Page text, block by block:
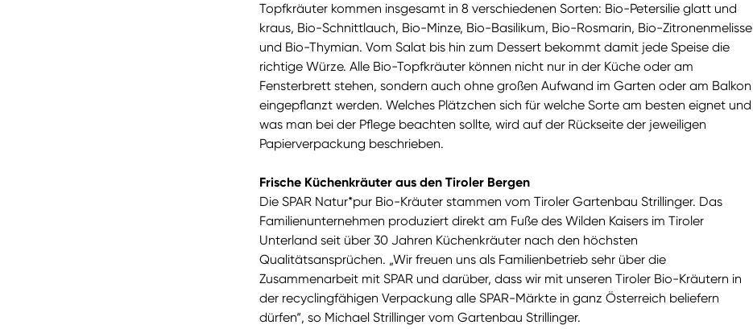
Topfkräuter kommen insgesamt in 8 verschiedenen Sorten: Bio-Petersilie glatt und
kraus, Bio-Schnittlauch, Bio-Minze, Bio-Basilikum, Bio-Rosmarin, Bio-Zitronenmelisse
und Bio-Thymian. Vom Salat bis hin zum Dessert bekommt damit jede Speise die
richtige Würze. Alle Bio-Topfkräuter können nicht nur in der Küche oder am
Fensterbrett stehen, sondern auch ohne großen Aufwand im Garten oder am Balkon
eingepflanzt werden. Welches Plätzchen sich für welche Sorte am besten eignet und
was man bei der Pflege beachten sollte, wird auf der Rückseite der jeweiligen
Papierverpackung beschrieben.
Frische Küchenkräuter aus den Tiroler Bergen
Die SPAR Natur*pur Bio-Kräuter stammen vom Tiroler Gartenbau Strillinger. Das
Familienunternehmen produziert direkt am Fuße des Wilden Kaisers im Tiroler
Unterland seit über 30 Jahren Küchenkräuter nach den höchsten
Qualitätsansprüchen. „Wir freuen uns als Familienbetrieb sehr über die
Zusammenarbeit mit SPAR und darüber, dass wir mit unseren Tiroler Bio-Kräutern in
der recyclingfähigen Verpackung alle SPAR-Märkte in ganz Österreich beliefern
dürfen“, so Michael Strillinger vom Gartenbau Strillinger.